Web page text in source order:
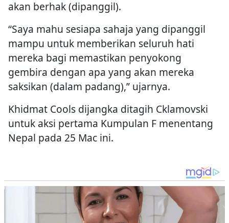
akan berhak (dipanggil).
“Saya mahu sesiapa sahaja yang dipanggil
mampu untuk memberikan seluruh hati
mereka bagi memastikan penyokong
gembira dengan apa yang akan mereka
saksikan (dalam padang),” ujarnya.
Khidmat Cools dijangka ditagih Cklamovski
untuk aksi pertama Kumpulan F menentang
Nepal pada 25 Mac ini.